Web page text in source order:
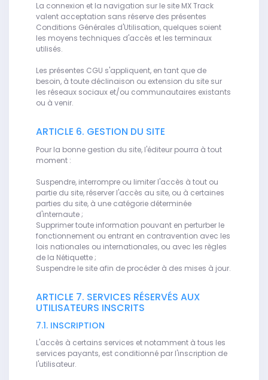
La connexion et la navigation sur le site MX Track
valent acceptation sans réserve des présentes
Conditions Générales d'Utilisation, quelques soient
les moyens techniques d'accès et les terminaux
utilisés.
Les présentes CGU s'appliquent, en tant que de
besoin, à toute déclinaison ou extension du site sur
les réseaux sociaux et/ou communautaires existants
ou à venir.
ARTICLE 6. GESTION DU SITE
Pour la bonne gestion du site, l'éditeur pourra à tout
moment :
Suspendre, interrompre ou limiter l'accès à tout ou
partie du site, réserver l'accès au site, ou à certaines
parties du site, à une catégorie déterminée
d'internaute ;
Supprimer toute information pouvant en perturber le
fonctionnement ou entrant en contravention avec les
lois nationales ou internationales, ou avec les règles
de la Nétiquette ;
Suspendre le site afin de procéder à des mises à jour.
ARTICLE 7. SERVICES RÉSERVÉS AUX
UTILISATEURS INSCRITS
7.1. INSCRIPTION
L'accès à certains services et notamment à tous les
services payants, est conditionné par l'inscription de
l'utilisateur.